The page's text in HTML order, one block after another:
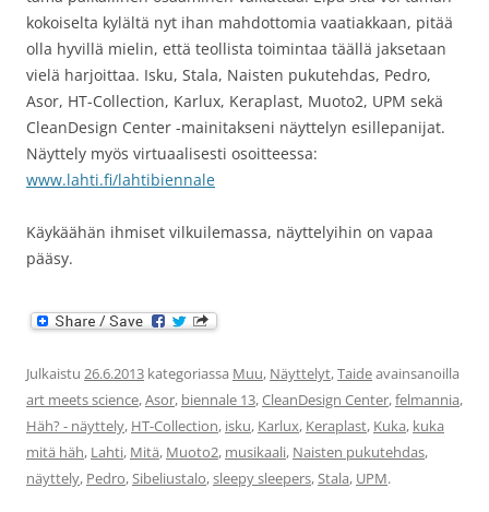
kokoiselta kylältä nyt ihan mahdottomia vaatiakkaan, pitää
olla hyvillä mielin, että teollista toimintaa täällä jaksetaan
vielä harjoittaa. Isku, Stala, Naisten pukutehdas, Pedro,
Asor, HT-Collection, Karlux, Keraplast, Muoto2, UPM sekä
CleanDesign Center -mainitakseni näyttelyn esillepanijat.
Näyttely myös virtuaalisesti osoitteessa:
www.lahti.fi/lahtibiennale
Käykäähän ihmiset vilkuilemassa, näyttelyihin on vapaa
pääsy.
Julkaistu 26.6.2013 kategoriassa Muu, Näyttelyt,Taideavainsanoilla
art meets science,Asor, biennale 13,CleanDesign Center,felmannia,
Häh? - näyttely, HT-Collection, isku, Karlux, Keraplast, Kuka, kuka
mitä häh, Lahti, Mitä, Muoto2, musikaali, Naisten pukutehdas,
näyttely, Pedro,Sibeliustalo,sleepy sleepers,Stala, UPM.